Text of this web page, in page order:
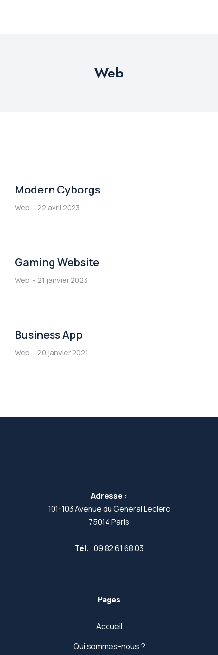
Web
Modern Cyborgs
Web 22 avril 2023
Gaming Website
Web 21 janvier 2023
Business App
Web 20 janvier 2021
Adresse :
101-103 Avenue du General Leclerc
75014 Paris
Tél. : 09 82 61 68 03
Pages
Accueil
Qui sommes-nous ?